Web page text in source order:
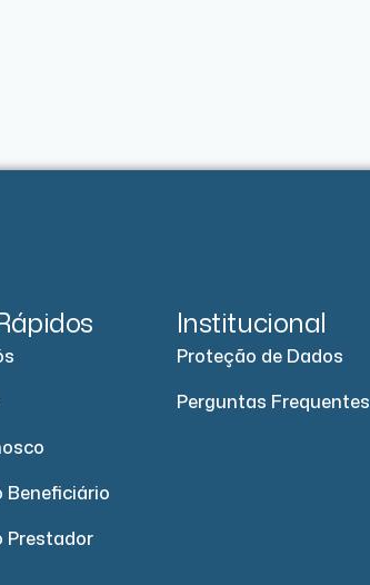
Beneficiário
Prestador
Institucional
Proteção de Dados
Perguntas Frequentes